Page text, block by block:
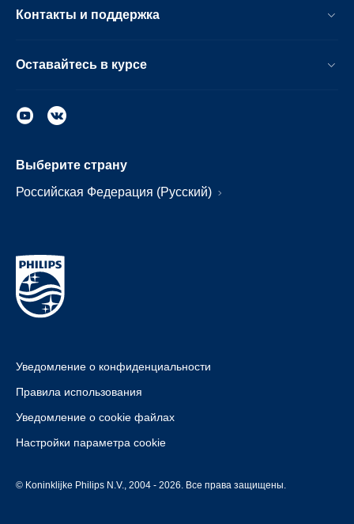
Контакты и поддержка
Оставайтесь в курсе
Выберите страну
Российская Федерация (Русский)
Уведомление о конфиденциальности
Правила использования
Уведомление о cookie файлах
Настройки параметра cookie
© Koninklijke Philips N.V., 2004 - 2026. Все права защищены.